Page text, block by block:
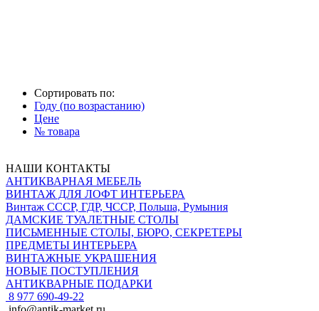
Сортировать по:
Году (по возрастанию)
Цене
№ товара
НАШИ КОНТАКТЫ
АНТИКВАРНАЯ МЕБЕЛЬ
ВИНТАЖ ДЛЯ ЛОФТ ИНТЕРЬЕРА
Винтаж СССР, ГДР, ЧССР, Польша, Румыния
ДАМСКИЕ ТУАЛЕТНЫЕ СТОЛЫ
ПИСЬМЕННЫЕ СТОЛЫ, БЮРО, СЕКРЕТЕРЫ
ПРЕДМЕТЫ ИНТЕРЬЕРА
ВИНТАЖНЫЕ УКРАШЕНИЯ
НОВЫЕ ПОСТУПЛЕНИЯ
АНТИКВАРНЫЕ ПОДАРКИ
8 977 690-49-22